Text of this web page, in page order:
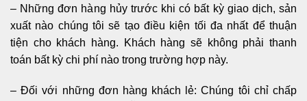
– Những đơn hàng hủy trước khi có bất kỳ giao dịch, sản
xuất nào chúng tôi sẽ tạo điều kiện tối đa nhất để thuận
tiện cho khách hàng. Khách hàng sẽ không phải thanh
toán bất kỳ chi phí nào trong trường hợp này.
– Đối với những đơn hàng khách lẻ: Chúng tôi chỉ chấp